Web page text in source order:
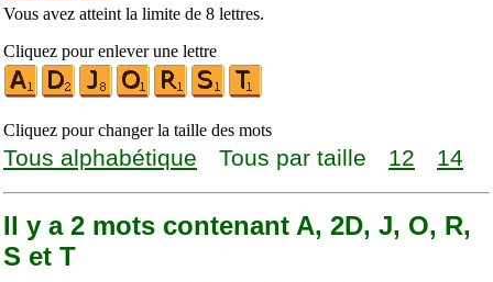
Vous avez atteint la limite de 8 lettres.
Cliquez pour enlever une lettre
Cliquez pour changer la taille des mots
Tous alphabétique Tous par taille 12 14
Il y a 2 mots contenant A, 2D, J, O, R,
S et T